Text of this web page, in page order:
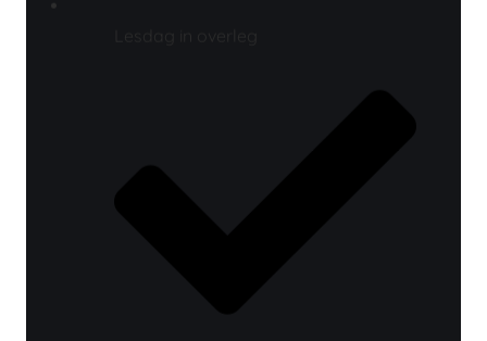
Bij ons in de studio